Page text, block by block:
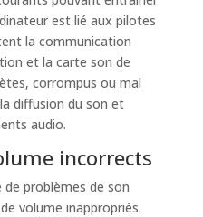
est lié aux pilotes
la communication
et la carte son de
corrompus ou mal
diffusion du son et
audio.
incorrects
problèmes de son
volume inappropriés.